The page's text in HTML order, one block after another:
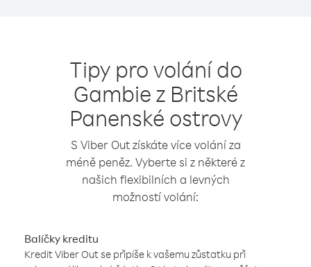
Tipy pro volání do
Gambie z Britské
Panenské ostrovy
S Viber Out získáte více volání za
méně peněz. Vyberte si z některé z
našich flexibilních a levných
možností volání:
Balíčky kreditu
Kredit Viber Out se připíše k vašemu zůstatku při